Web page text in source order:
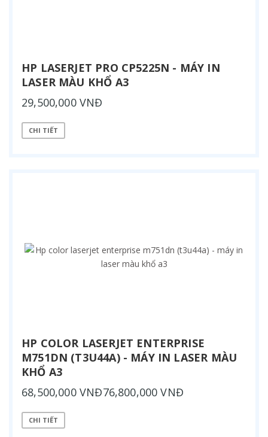
HP LASERJET PRO CP5225N - MÁY IN
LASER MÀU KHỔ A3
29,500,000 VNĐ
CHI TIẾT
HP COLOR LASERJET ENTERPRISE
M751DN (T3U44A) - MÁY IN LASER MÀU
KHỔ A3
68,500,000 VNĐ76,800,000 VNĐ
CHI TIẾT